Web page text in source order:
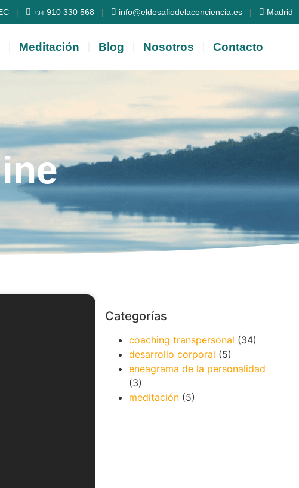
| +34 910 330 568 | info@eldesafiodelaconciencia.es | Madrid
Meditación Blog Nosotros Contacto
Categorías
coaching transpersonal (34)
desarrollo corporal (5)
eneagrama de la personalidad
(3)
meditación (5)